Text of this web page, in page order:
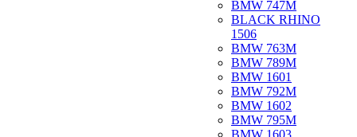
BMW 747M
BLACK RHINO
1506
BMW 763M
BMW 789M
BMW 1601
BMW 792M
BMW 1602
BMW 795M
BMW 1603